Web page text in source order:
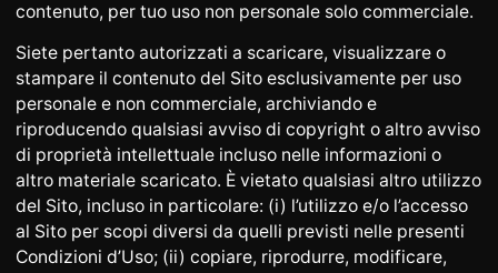
contenuto, per tuo uso non personale solo commerciale.
Siete pertanto autorizzati a scaricare, visualizzare o
stampare il contenuto del Sito esclusivamente per uso
personale e non commerciale, archiviando e
riproducendo qualsiasi avviso di copyright o altro avviso
di proprietà intellettuale incluso nelle informazioni o
altro materiale scaricato. È vietato qualsiasi altro utilizzo
del Sito, incluso in particolare: (i) l’utilizzo e/o l’accesso
al Sito per scopi diversi da quelli previsti nelle presenti
Condizioni d’Uso; (ii) copiare, riprodurre, modificare,